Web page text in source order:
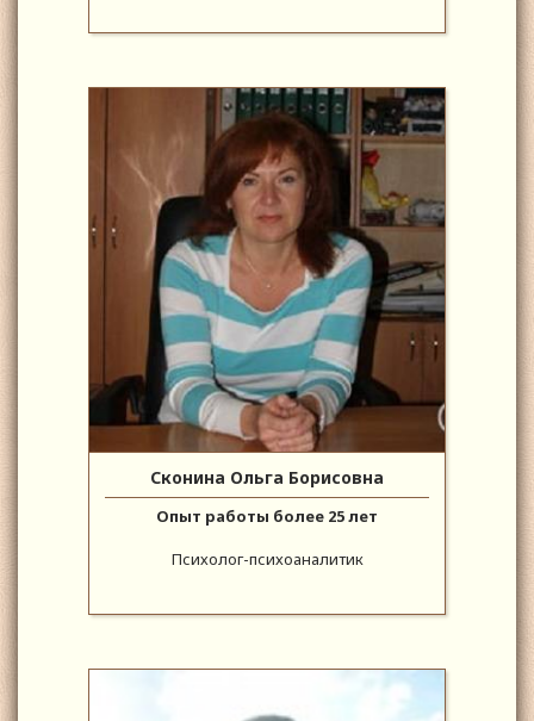
Сконина Ольга Борисовна
Опыт работы более 25 лет
Психолог-психоаналитик